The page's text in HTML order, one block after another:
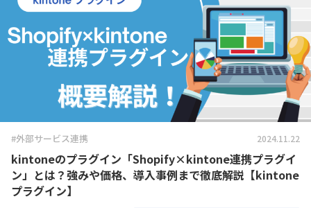
#外部サービス連携 2024.11.22
kintoneのプラグイン「Shopify×kintone連携プラグイ
ン」とは？強みや価格、導入事例まで徹底解説【kintone
プラグイン】